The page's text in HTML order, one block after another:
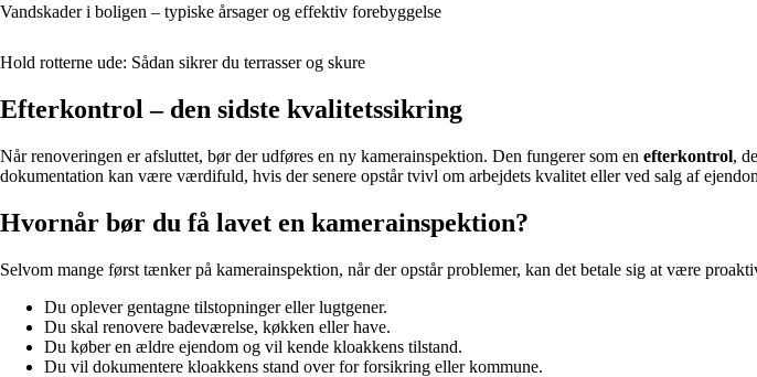
Vandskader i boligen – typiske årsager og effektiv forebyggelse
Hold rotterne ude: Sådan sikrer du terrasser og skure
Efterkontrol – den sidste kvalitetssikring
Når renoveringen er afsluttet, bør der udføres en ny kamerainspektion. Den fungerer som en efterkontrol,
dokumentation kan være værdifuld, hvis der senere opstår tvivl om arbejdets kvalitet eller ved salg af
Hvornår bør du få lavet en kamerainspektion?
Selvom mange først tænker på kamerainspektion, når der opstår problemer, kan det betale sig at være
Du oplever gentagne tilstopninger eller lugtgener.
Du skal renovere badeværelse, køkken eller have.
Du køber en ældre ejendom og vil kende kloakkens tilstand.
Du vil dokumentere kloakkens stand over for forsikring eller kommune.